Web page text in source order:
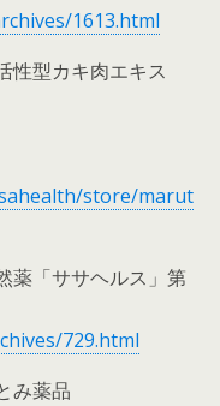
1613.html
性型カキ肉エキス
store/marut
薬「ササヘルス」第
729.html
み薬品